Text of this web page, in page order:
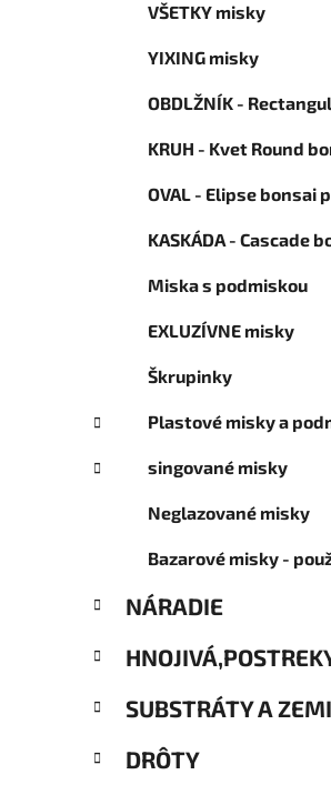
VŠETKY misky
YIXING misky
OBDLŽNÍK -
KRUH - Kvet Round
OVAL - Elipse bonsai
KASKÁDA - Cascade
Miska s podmiskou
EXLUZÍVNE misky
Škrupinky
Plastové misky a
singované misky
Neglazované misky
Bazarové misky -
NÁRADIE
SUBSTRÁTY A
DRÔTY